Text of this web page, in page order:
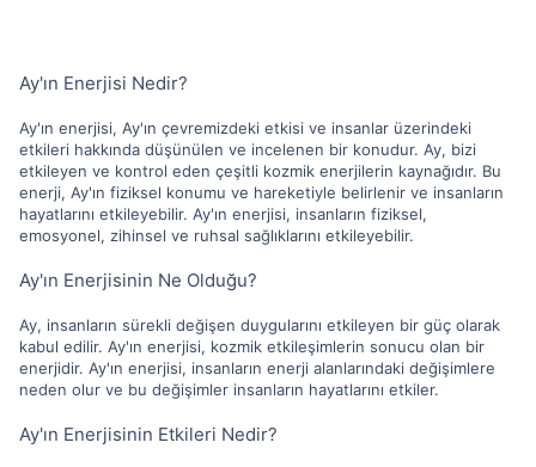
Ay'ın Enerjisi Nedir?
Ay'ın enerjisi, Ay'ın çevremizdeki etkisi ve insanlar üzerindeki
etkileri hakkında düşünülen ve incelenen bir konudur. Ay, bizi
etkileyen ve kontrol eden çeşitli kozmik enerjilerin kaynağıdır. Bu
enerji, Ay'ın fiziksel konumu ve hareketiyle belirlenir ve insanların
hayatlarını etkileyebilir. Ay'ın enerjisi, insanların fiziksel,
emosyonel, zihinsel ve ruhsal sağlıklarını etkileyebilir.
Ay'ın Enerjisinin Ne Olduğu?
Ay, insanların sürekli değişen duygularını etkileyen bir güç olarak
kabul edilir. Ay'ın enerjisi, kozmik etkileşimlerin sonucu olan bir
enerjidir. Ay'ın enerjisi, insanların enerji alanlarındaki değişimlere
neden olur ve bu değişimler insanların hayatlarını etkiler.
Ay'ın Enerjisinin Etkileri Nedir?